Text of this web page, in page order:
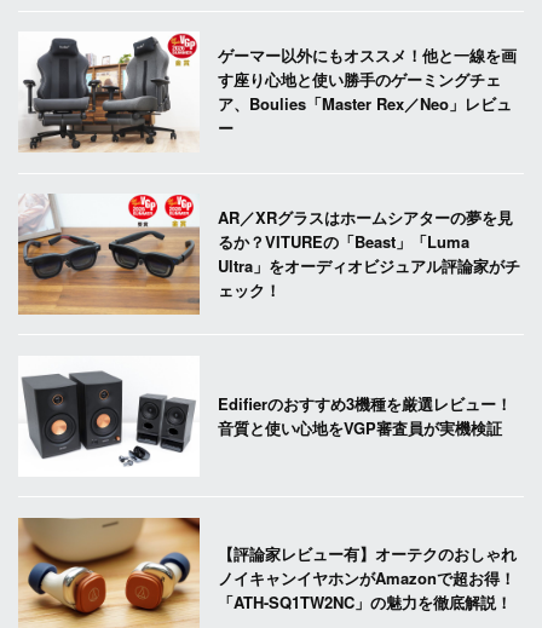
ゲーマー以外にもオススメ！他と一線を画
す座り心地と使い勝手のゲーミングチェ
ア、Boulies「Master Rex／Neo」レビュ
ー
AR／XRグラスはホームシアターの夢を見
るか？VITUREの「Beast」「Luma
Ultra」をオーディオビジュアル評論家がチ
ェック！
Edifierのおすすめ3機種を厳選レビュー！
音質と使い心地をVGP審査員が実機検証
【評論家レビュー有】オーテクのおしゃれ
ノイキャンイヤホンがAmazonで超お得！
「ATH-SQ1TW2NC」の魅力を徹底解説！